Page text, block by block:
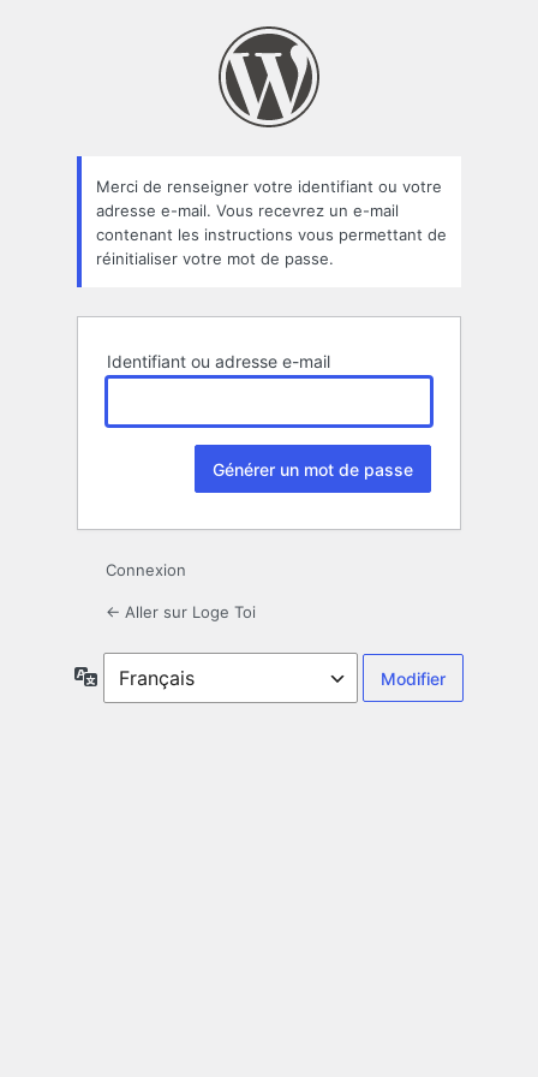
oublié
Merci de renseigner votre identifiant ou votre
adresse e-mail. Vous recevrez un e-mail
contenant les instructions vous permettant de
réinitialiser votre mot de passe.
Identifiant ou adresse e-mail
Connexion
← Aller sur Loge Toi
Langue